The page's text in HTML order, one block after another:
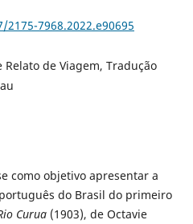
7968.2022.e90695
Relato de Viagem, Tradução
como objetivo apresentar a
do Brasil do primeiro
Curua (1903), de Octavie